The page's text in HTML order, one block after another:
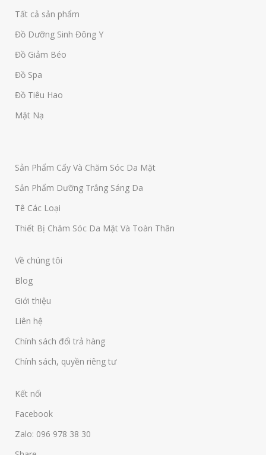
Tất cả sản phẩm
Đồ Dưỡng Sinh Đông Y
Đồ Giảm Béo
Đồ Spa
Đồ Tiêu Hao
Mặt Nạ
Sản Phẩm Cấy Và Chăm Sóc Da Mặt
Sản Phẩm Dưỡng Trắng Sáng Da
Tê Các Loại
Thiết Bị Chăm Sóc Da Mặt Và Toàn Thân
Về chúng tôi
Blog
Giới thiệu
Liên hệ
Chính sách đổi trả hàng
Chính sách, quyền riêng tư
Kết nối
Facebook
Zalo: 096 978 38 30